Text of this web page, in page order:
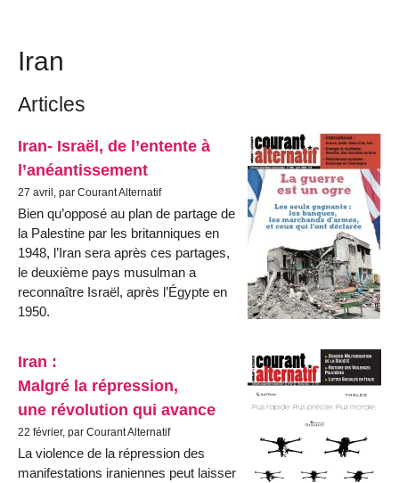
Iran
Articles
Iran- Israël, de l’entente à
l’anéantissement
27 avril, par Courant Alternatif
Bien qu’opposé au plan de partage de
la Palestine par les britanniques en
1948, l’Iran sera après ces partages,
le deuxième pays musulman a
reconnaître Israël, après l’Égypte en
1950.
Iran :
Malgré la répression,
une révolution qui avance
22 février, par Courant Alternatif
La violence de la répression des
manifestations iraniennes peut laisser